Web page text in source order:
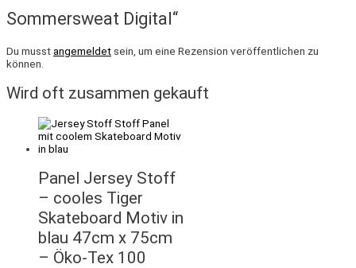
Sommersweat Digital“
Du musstangemeldet sein, um eine Rezension veröffentlichen zu
können.
Wird oft zusammen gekauft
Panel Jersey Stoff
– cooles Tiger
Skateboard Motiv in
blau 47cm x 75cm
– Öko-Tex 100